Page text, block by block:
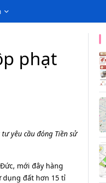
phạt
yêu cầu đóng Tiền sử
mới đây hàng
dụng đất hơn 15 tỉ